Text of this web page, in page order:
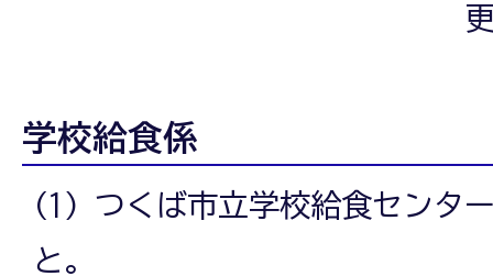
学校給食係
(1) つくば市立学校給食センタ
と。